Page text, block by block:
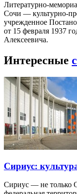
Литературно-
Сочи — культурно-
учрежденное
от 15 февраля 1937
Алексеевича.
Интересные
Сириус:
Сириус — не только